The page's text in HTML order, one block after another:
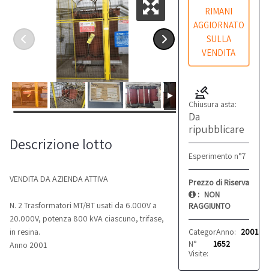
RIMANI
AGGIORNATO
SULLA
VENDITA
Chiusura asta:
Da
ripubblicare
Esperimento n°7
Prezzo di Riserva
: NON
RAGGIUNTO
Categoria: Materiale
Anno: 2001
N°
Visite:
1652
Descrizione lotto
VENDITA DA AZIENDA ATTIVA
N. 2 Trasformatori MT/BT usati da 6.000V a
20.000V, potenza 800 kVA ciascuno, trifase,
in resina.
Anno 2001